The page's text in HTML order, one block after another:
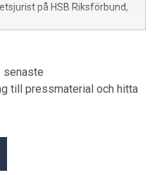
på HSB Riksförbund,
senaste
till pressmaterial och hitta